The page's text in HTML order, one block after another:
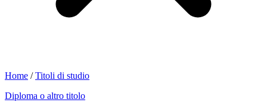
Home /Titoli di studio
Diploma o altro titolo